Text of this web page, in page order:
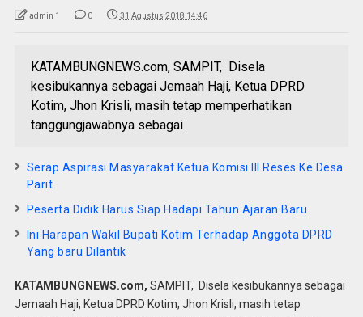
admin 1 0 31 Agustus 2018 14:46
KATAMBUNGNEWS.com, SAMPIT, Disela
kesibukannya sebagai Jemaah Haji, Ketua DPRD
Kotim, Jhon Krisli, masih tetap memperhatikan
tanggungjawabnya sebagai
Serap Aspirasi Masyarakat Ketua Komisi III Reses Ke Desa
Parit
Peserta Didik Harus Siap Hadapi Tahun Ajaran Baru
Ini Harapan Wakil Bupati Kotim Terhadap Anggota DPRD
Yang baru Dilantik
KATAMBUNGNEWS.com, SAMPIT, Disela kesibukannya sebagai
Jemaah Haji, Ketua DPRD Kotim, Jhon Krisli, masih tetap